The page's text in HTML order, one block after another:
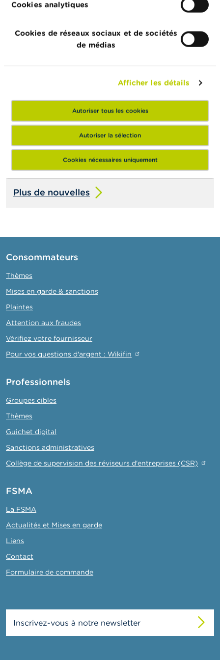
Cookies analytiques
Cookies de réseaux sociaux et de sociétés
de médias
Afficher les détails
Autoriser tous les cookies
Autoriser la sélection
Cookies nécessaires uniquement
de la cotation de IEP INVEST
Évolution du secteur des fonds
d’investissement belges au premier trimestre
2026
15/07/2026
Dashboard semestriel sur les fraudes
Plus de nouvelles
Consommateurs
Thèmes
Mises en garde & sanctions
Plaintes
Attention aux fraudes
Vérifiez votre fournisseur
Pour vos questions d'argent : Wikifin
Professionnels
Groupes cibles
Thèmes
Guichet digital
Sanctions administratives
Collège de supervision des réviseurs d'entreprises (CSR)
FSMA
La FSMA
Actualités et Mises en garde
Liens
Contact
Formulaire de commande
Inscrivez-vous à notre newsletter